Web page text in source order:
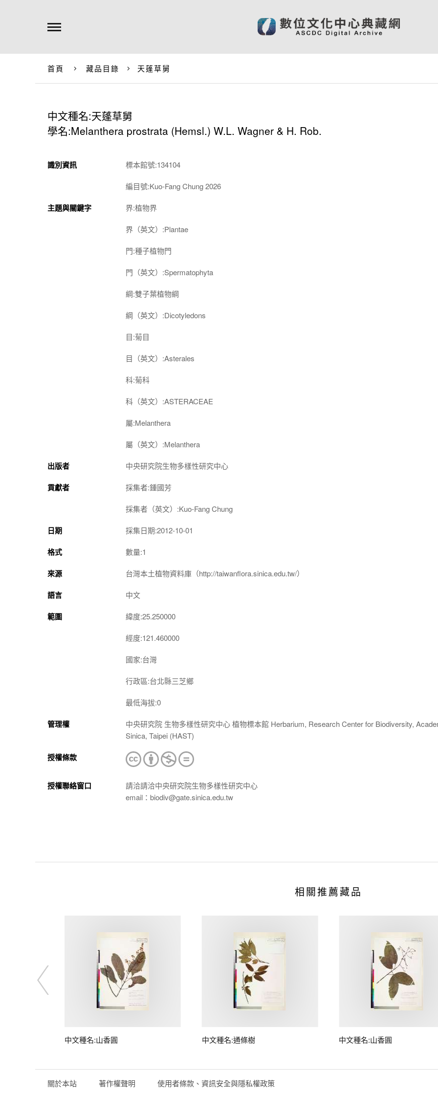
首頁 藏品目錄 天蓬草舅
中文種名:天蓬草舅
學名:Melanthera prostrata (Hemsl.) W.L. Wagner & H. Rob.
識別資訊 標本館號:134104
編目號:Kuo-Fang Chung 2026
主題與關鍵字 界:植物界
界（英文）:Plantae
門:種子植物門
門（英文）:Spermatophyta
綱:雙子葉植物綱
綱（英文）:Dicotyledons
目:菊目
目（英文）:Asterales
科:菊科
科（英文）:ASTERACEAE
屬:Melanthera
屬（英文）:Melanthera
出版者 中央研究院生物多樣性研究中心
貢獻者 採集者:鍾國芳
採集者（英文）:Kuo-Fang Chung
日期 採集日期:2012-10-01
格式 數量:1
來源 台灣本土植物資料庫（http://taiwanflora.sinica.edu.tw/）
語言 中文
範圍 緯度:25.250000
經度:121.460000
國家:台灣
行政區:台北縣三芝鄉
最低海拔:0
管理權
中央研究院 生物多樣性研究中心 植物標本館 Herbarium, Research Center for Biodiversity,
Sinica, Taipei (HAST)
授權條款
授權聯絡窗口
請洽請洽中央研究院生物多樣性研究中心
email：biodiv@gate.sinica.edu.tw
相關推薦藏品
中文種名:山香圓 中文種名:通條樹 中文種名:山香圓
關於本站 著作權聲明 使用者條款、資訊安全與隱私權政策